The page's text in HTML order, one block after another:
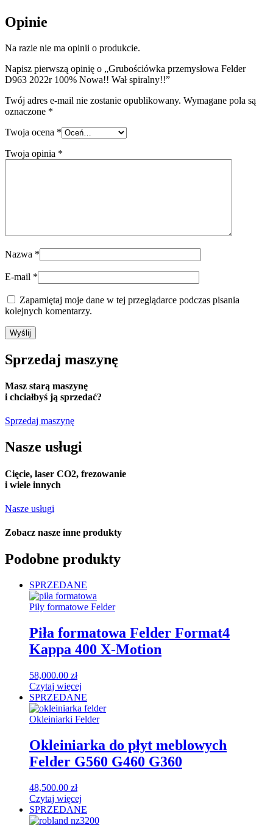
Opinie
Na razie nie ma opinii o produkcie.
Napisz pierwszą opinię o „Grubościówka przemysłowa Felder
D963 2022r 100% Nowa!! Wał spiralny!!”
Twój adres e-mail nie zostanie opublikowany. Wymagane pola są
oznaczone *
Twoja ocena *
Twoja opinia *
Nazwa *
E-mail *
Zapamiętaj moje dane w tej przeglądarce podczas pisania
kolejnych komentarzy.
Sprzedaj maszynę
Masz starą maszynę
i chciałbyś ją sprzedać?
Sprzedaj maszynę
Nasze usługi
Cięcie, laser CO2, frezowanie
i wiele innych
Nasze usługi
Zobacz nasze inne produkty
Podobne produkty
SPRZEDANE
Piły formatowe Felder
Piła formatowa Felder Format4
Kappa 400 X-Motion
58,000.00 zł
Czytaj więcej
SPRZEDANE
Okleiniarki Felder
Okleiniarka do płyt meblowych
Felder G560 G460 G360
48,500.00 zł
Czytaj więcej
SPRZEDANE